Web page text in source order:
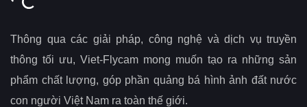
Thông qua các giải pháp, công nghệ và dịch vụ truyền
thông tối ưu, Viet-Flycam mong muốn tạo ra những sản
phẩm chất lượng, góp phần quảng bá hình ảnh đất nước
con người Việt Nam ra toàn thế giới.